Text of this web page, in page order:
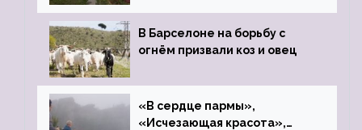
В Барселоне на борьбу с
огнём призвали коз и овец
«В сердце пармы»,
«Исчезающая красота»,